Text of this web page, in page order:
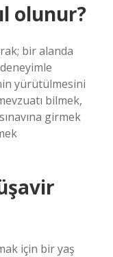
olunur?
bir alanda
yürütülmesini
bilmek,
girmek
için bir yaş